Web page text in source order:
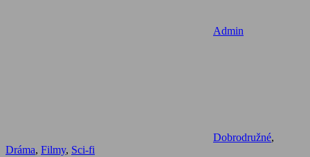
Admin
Dobrodružné,
Dráma, Filmy, Sci-fi